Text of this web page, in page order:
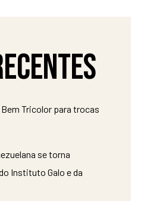
Tricolor para trocas
se torna
Instituto Galo e da